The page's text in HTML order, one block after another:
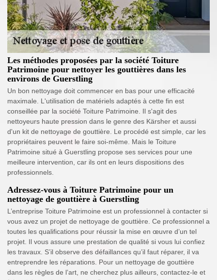
Les méthodes proposées par la société Toiture
Patrimoine pour nettoyer les gouttières dans les
environs de Guerstling
Un bon nettoyage doit commencer en bas pour une efficacité
maximale. L'utilisation de matériels adaptés à cette fin est
conseillée par la société Toiture Patrimoine. Il s'agit des
nettoyeurs haute pression dans le genre des Kärsher et aussi
d'un kit de nettoyage de gouttière. Le procédé est simple, car les
propriétaires peuvent le faire soi-même. Mais le Toiture
Patrimoine situé à Guerstling propose ses services pour une
meilleure intervention, car ils ont en leurs dispositions des
professionnels.
Adressez-vous à Toiture Patrimoine pour un
nettoyage de gouttière à Guerstling
L’entreprise Toiture Patrimoine est un professionnel à contacter si
vous avez un projet de nettoyage de gouttière. Ce professionnel a
toutes les qualifications pour réussir la mise en œuvre d’un tel
projet. Il vous assure une prestation de qualité si vous lui confiez
les travaux. S’il observe des défaillances qu’il faut réparer, il va
entreprendre les réparations. Pour un nettoyage de gouttière
dans les règles de l’art, ne cherchez plus ailleurs, contactez-le et